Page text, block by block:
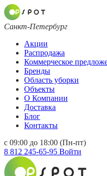
Санкт-Петербург
Акции
Распродажа
Коммерческое
Бренды
Область уборки
Объекты
О Компании
Доставка
Блог
Контакты
с 09:00 до 18:00 (Пн-пт)
8 812 245-65-95 Войти